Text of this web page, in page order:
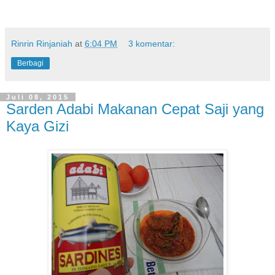
Rinrin Rinjaniah at 6:04 PM 3 komentar:
Berbagi
Juli 08, 2015
Sarden Adabi Makanan Cepat Saji yang
Kaya Gizi